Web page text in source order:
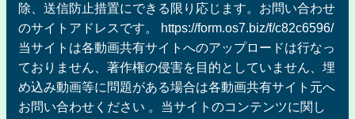
除、送信防止措置にできる限り応じます。お問い合わせ
のサイトアドレスです。 https://form.os7.biz/f/c82c6596/
当サイトは各動画共有サイトへのアップロードは行なっ
ておりません、著作権の侵害を目的としていません、埋
め込み動画等に問題がある場合は各動画共有サイト元へ
お問い合わせください 。当サイトのコンテンツに関し